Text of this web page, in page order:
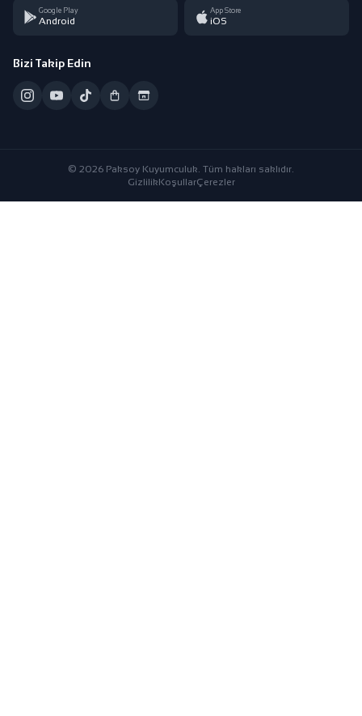
Google Play
Android
App Store
iOS
Bizi Takip Edin
© 2026 Paksoy Kuyumculuk. Tüm hakları saklıdır.
GizlilikKoşullarÇerezler